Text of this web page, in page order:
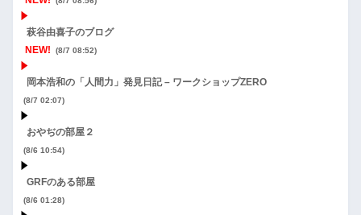
萩谷由喜子のブログ
NEW!
(8/7 08:52)
岡本浩和の「人間力」発見日記 – ワークショップZERO
(8/7 02:07)
おやぢの部屋２
(8/6 10:54)
GRFのある部屋
(8/6 01:28)